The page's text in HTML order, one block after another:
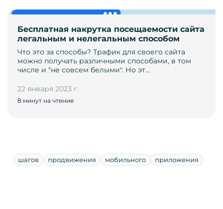
Бесплатная накрутка посещаемости сайта
легальным и нелегальным способом
Что это за способы? Трафик для своего сайта
можно получать различными способами, в том
числе и "не совсем белыми". Но эт…
22 января 2023 г.
8 минут на чтение
шагов продвижения мобильного приложения